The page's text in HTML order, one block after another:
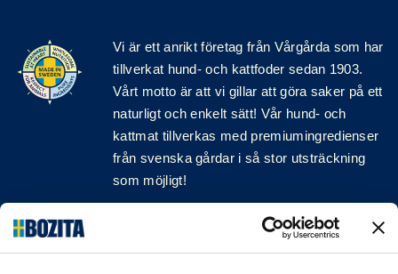
Vi är ett anriktföretag från Vårgårda som har
tillverkat hund- och kattfoder sedan 1903.
Vårt motto är att vi gillar att göra saker på ett
naturligt och enkelt sätt! Vår hund- och
kattmat tillverkas med premiumingredienser
från svenska gårdar i så stor utsträckning
som möjligt!
Följ oss på sociala medier